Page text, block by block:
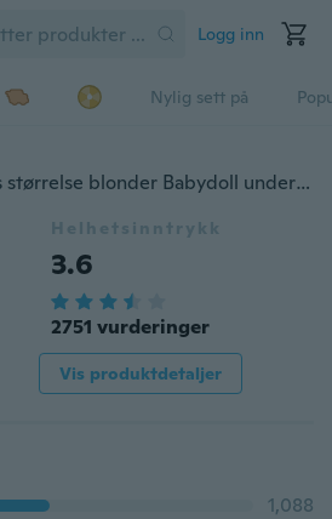
Logg inn
Nylig sett på
Hot sexy kvinner pluss størrelse blonder Babydoll undertøy undertøy kjole Bodysuit nattøy
Helhetsinntrykk
3.6
2751 vurderinger
Vis produktdetaljer
1,088